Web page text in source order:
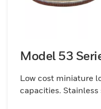
Model 53
Low cost miniature
capacities.